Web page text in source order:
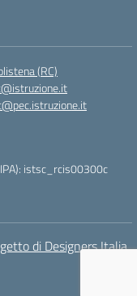
(RC)
istsc_rcis00300c
di Designers Italia